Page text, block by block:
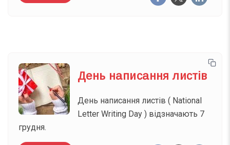
День написання листів
День написання листів ( National
Letter Writing Day ) відзначають 7
грудня.